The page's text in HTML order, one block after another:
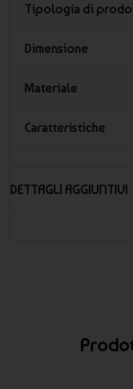
Tipologia di
Dimensione
Materiale
Caratteristiche
DETTAGLI AGGIUNTIVI